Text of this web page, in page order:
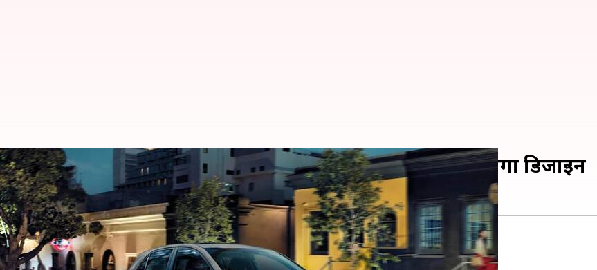
किआ पिकांटो फेसलिफ्ट की दिखी पहली झलक, EV9 से प्रेरित होगा डिजाइन
लेखन दिनेश चंद शर्मा May 09, 2023 07:02 pm
क्या है खबर?
कार निर्माताकिआ मोटर्सअपनी पिकांटो कार का फेसलिफ्ट वेरिएंट उतारने की तैयारी कर रही है।